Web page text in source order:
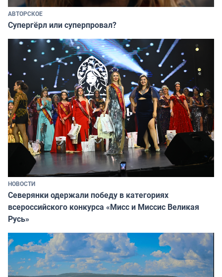
АВТОРСКОЕ
Супергёрл или суперпровал?
НОВОСТИ
Северянки одержали победу в категориях
всероссийского конкурса «Мисс и Миссис Великая
Русь»